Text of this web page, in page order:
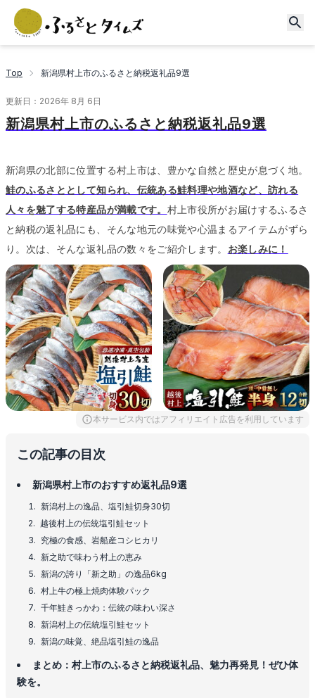
Top 新潟県村上市のふるさと納税返礼品9選
更新日： 2026年 8月 6日
新潟県村上市のふるさと納税返礼品9選
新潟県の北部に位置する村上市は、豊かな自然と歴史が息づく地。
鮭のふるさととして知られ、伝統ある鮭料理や地酒など、訪れる
人々を魅了する特産品が満載です。 村上市役所がお届けするふるさ
と納税の返礼品にも、そんな地元の味覚や心温まるアイテムがずら
り。 次は、そんな返礼品の数々をご紹介します。 お楽しみに！
本サービス内ではアフィリエイト広告を利用しています
この記事の目次
新潟県村上市のおすすめ返礼品9選
新潟村上の逸品、塩引鮭切身30切
越後村上の伝統塩引鮭セット
究極の食感、岩船産コシヒカリ
新之助で味わう村上の恵み
新潟の誇り「新之助」の逸品6kg
村上牛の極上焼肉体験パック
千年鮭きっかわ：伝統の味わい深さ
新潟村上の伝統塩引鮭セット
新潟の味覚、絶品塩引鮭の逸品
まとめ：村上市のふるさと納税返礼品、魅力再発見！ぜひ体
験を。